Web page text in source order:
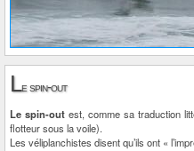
Le spin-out
Le spin-out est, comme sa traduction
flotteur sous la voile).
Les véliplanchistes disent qu’ils ont «